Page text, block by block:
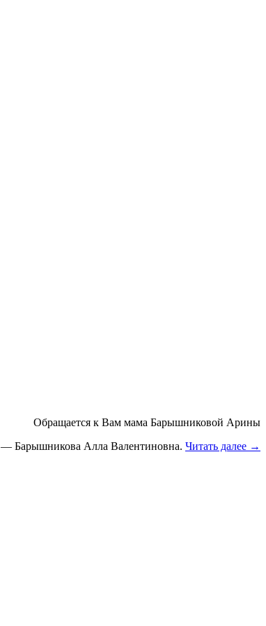
Обращается к Вам мама Барышниковой Арины
— Барышникова Алла Валентиновна. Читать далее →